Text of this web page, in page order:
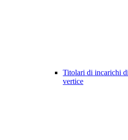
Titolari di incarichi
vertice